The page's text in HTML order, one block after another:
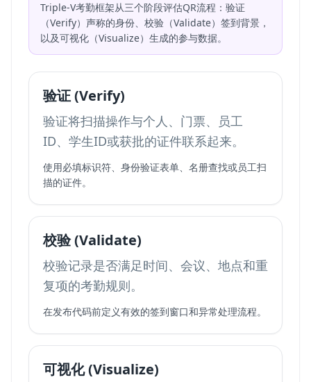
Triple-V考勤框架从三个阶段评估QR流程：验证
（Verify）声称的身份、校验（Validate）签到背景，
以及可视化（Visualize）生成的参与数据。
验证 (Verify)
验证将扫描操作与个人、门票、员工
ID、学生ID或获批的证件联系起来。
使用必填标识符、身份验证表单、名册查找或员工扫
描的证件。
校验 (Validate)
校验记录是否满足时间、会议、地点和重
复项的考勤规则。
在发布代码前定义有效的签到窗口和异常处理流程。
可视化 (Visualize)